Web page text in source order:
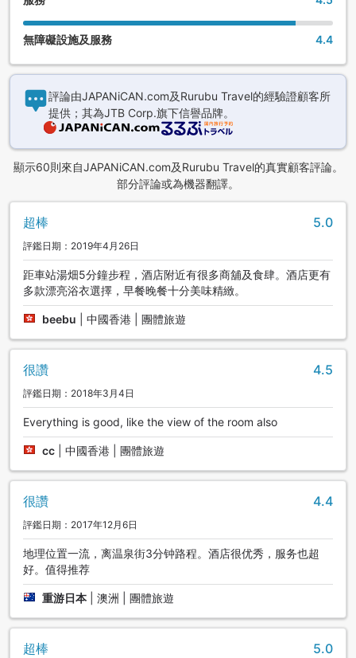
無障礙設施及服務 4.4
評論由JAPANiCAN.com及Rurubu Travel的經驗證顧客所
提供；其為JTB Corp.旗下信譽品牌。
顯示60則來自JAPANiCAN.com及Rurubu Travel的真實顧客評論。
部分評論或為機器翻譯。
超棒 5.0
評鑑日期：2019年4月26日
距車站湯畑5分鐘步程，酒店附近有很多商舖及食肆。酒店更有
多款漂亮浴衣選擇，早餐晚餐十分美味精緻。
beebu 中國香港 | 團體旅遊
很讚 4.5
評鑑日期：2018年3月4日
Everything is good, like the view of the room also
cc 中國香港 | 團體旅遊
很讚 4.4
評鑑日期：2017年12月6日
地理位置一流，离温泉街3分钟路程。酒店很优秀，服务也超
好。值得推荐
重游日本 澳洲 | 團體旅遊
超棒 5.0